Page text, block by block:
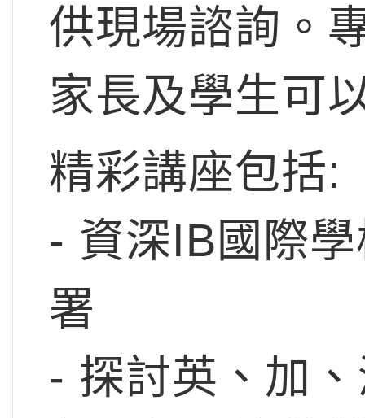
供現場諮詢。
家長及學生可
​精彩講座包括:
- 資深IB國際
署
- 探討英、加